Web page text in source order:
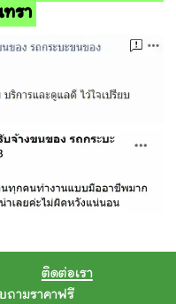
ทรา
ติดต่อเรา
ถามราคาฟรี